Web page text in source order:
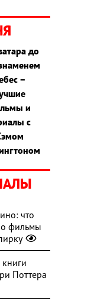
до
–
и
с
что
фильмы
Поттера